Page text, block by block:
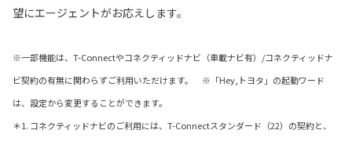
望にエージェントがお応えします。
※一部機能は、T-Connectやコネクティッドナビ（車載ナビ有）/コネクティッドナ
ビ契約の有無に関わらずご利用いただけます。 ※「Hey,トヨタ」の起動ワード
は、設定から変更することができます。
＊1. コネクティッドナビのご利用には、T-Connectスタンダード（22）の契約と、